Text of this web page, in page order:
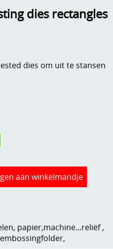
steen
dies rectangles
dies om uit te stansen
papier,machine...reliëf ,